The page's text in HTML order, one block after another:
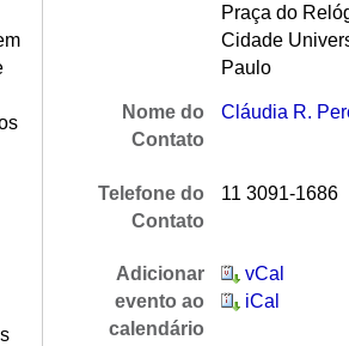
Praça do
Cidade
Paulo
Nome do
Contato
Cláudia R.
Telefone do
Contato
11 3091-1686
Adicionar
evento ao
calendário
vCal
iCal